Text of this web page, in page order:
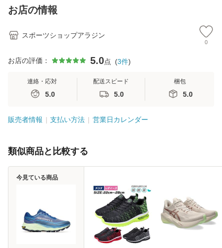
お店の情報
スポーツショップアラジン
0
お店の評価： 5.0点 (3件)
連絡・応対
5.0
配送スピード
5.0
梱包
5.0
販売者情報 支払い方法 営業日カレンダー
類似商品と比較する
今見ている商品